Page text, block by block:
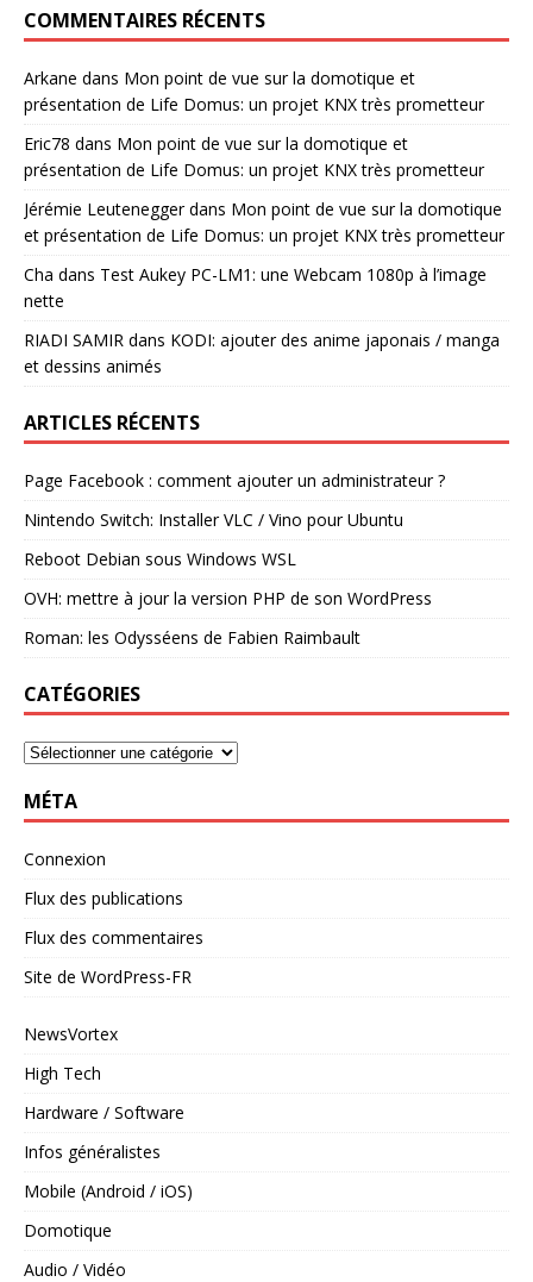
COMMENTAIRES RÉCENTS
Arkane dans Mon point de vue sur la domotique et
présentation de Life Domus: un projet KNX très prometteur
Eric78 dans Mon point de vue sur la domotique et
présentation de Life Domus: un projet KNX très prometteur
Jérémie Leuteneggerdans Mon point de vue sur la domotique
et présentation de Life Domus: un projet KNX très prometteur
Cha dans Test Aukey PC-LM1: une Webcam 1080p à l’image
nette
RIADI SAMIR dans KODI: ajouter des anime japonais / manga
et dessins animés
ARTICLES RÉCENTS
Page Facebook : comment ajouter un administrateur ?
Nintendo Switch: Installer VLC / Vino pour Ubuntu
Reboot Debian sous Windows WSL
OVH: mettre à jour la version PHP de son WordPress
Roman: les Odysséens de Fabien Raimbault
CATÉGORIES
MÉTA
Connexion
Flux des publications
Flux des commentaires
Site de WordPress-FR
NewsVortex
High Tech
Hardware / Software
Infos généralistes
Mobile (Android / iOS)
Domotique
Audio / Vidéo